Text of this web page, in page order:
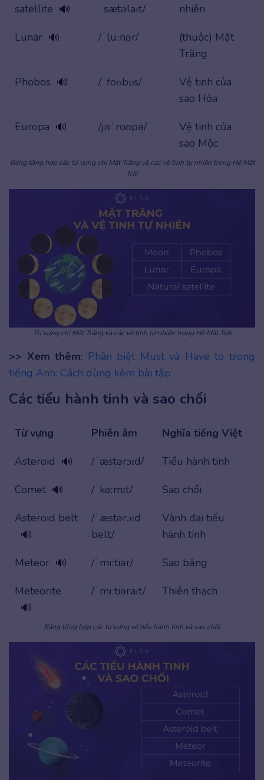
satellite 🔊
ˈsætəlaɪt/
nhiên
Lunar 🔊 /ˈluːnər/
(thuộc) Mặt
Trăng
Phobos 🔊 /ˈfoʊbɒs/
Vệ tinh của
sao Hỏa
Europa 🔊 /jʊˈroʊpə/
Vệ tinh của
sao Mộc
Bảng tổng hợp các từ vựng chỉ Mặt Trăng và các vệ tinh tự nhiên trong Hệ Mặt
Trời
Từ vựng chỉ Mặt Trăng và các vệ tinh tự nhiên trong Hệ Mặt Trời
>> Xem thêm: Phân biệt Must và Have to trong
tiếng Anh: Cách dùng kèm bài tập
Các tiểu hành tinh và sao chổi
Từ vựng Phiên âm
Nghĩa tiếng Việt
Asteroid 🔊 /ˈæstərɔɪd/
Tiểu hành tinh
Comet 🔊 /ˈkɑːmɪt/
Sao chổi
Asteroid belt
🔊
/ˈæstərɔɪd
belt/
Vành đai tiểu
hành tinh
Meteor 🔊 /ˈmiːtiər/
Sao băng
Meteorite
🔊
/ˈmiːtiəraɪt/ Thiên thạch
Bảng tổng hợp các từ vựng về tiểu hành tinh và sao chổi